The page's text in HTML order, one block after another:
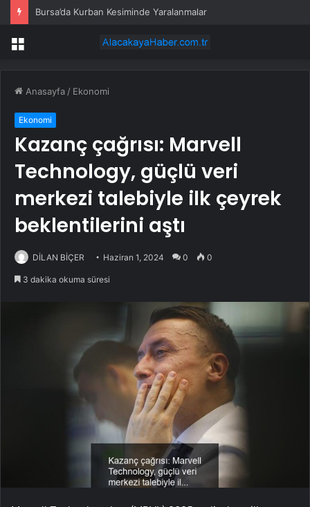
Bursa’da Kurban Kesiminde Yaralanmalar
Menü
Anasayfa / Ekonomi
Ekonomi
Kazanç çağrısı: Marvell
Technology, güçlü veri
merkezi talebiyle ilk çeyrek
beklentilerini aştı
DİLAN BİÇER Haziran 1, 2024 0 0
3 dakika okuma süresi